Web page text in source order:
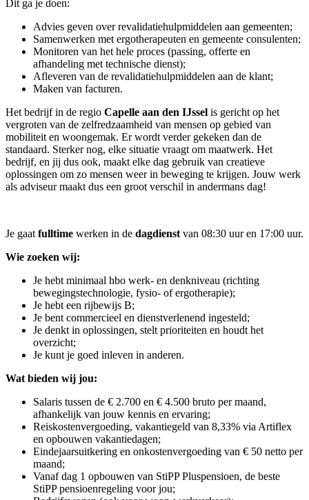
Dit ga je doen:
Advies geven over revalidatiehulpmiddelen aan gemeenten;
Samenwerken met ergotherapeuten en gemeente consulenten;
Monitoren van het hele proces (passing, offerte en
afhandeling met technische dienst);
Afleveren van de revalidatiehulpmiddelen aan de klant;
Maken van facturen.
Het bedrijf in de regio Capelle aan den IJssel is gericht op het
vergroten van de zelfredzaamheid van mensen op gebied van
mobiliteit en woongemak. Er wordt verder gekeken dan de
standaard. Sterker nog, elke situatie vraagt om maatwerk. Het
bedrijf, en jij dus ook, maakt elke dag gebruik van creatieve
oplossingen om zo mensen weer in beweging te krijgen. Jouw werk
als adviseur maakt dus een groot verschil in andermans dag!
Je gaat fulltime werken in de dagdienst van 08:30 uur en 17:00 uur.
Wie zoeken wij:
Je hebt minimaal hbo werk- en denkniveau (richting
bewegingstechnologie, fysio- of ergotherapie);
Je hebt een rijbewijs B;
Je bent commercieel en dienstverlenend ingesteld;
Je denkt in oplossingen, stelt prioriteiten en houdt het
overzicht;
Je kunt je goed inleven in anderen.
Wat bieden wij jou:
Salaris tussen de € 2.700 en € 4.500 bruto per maand,
afhankelijk van jouw kennis en ervaring;
Reiskostenvergoeding, vakantiegeld van 8,33% via Artiflex
en opbouwen vakantiedagen;
Eindejaarsuitkering en onkostenvergoeding van € 50 netto per
maand;
Vanaf dag 1 opbouwen van StiPP Pluspensioen, de beste
StiPP pensioenregeling voor jou;